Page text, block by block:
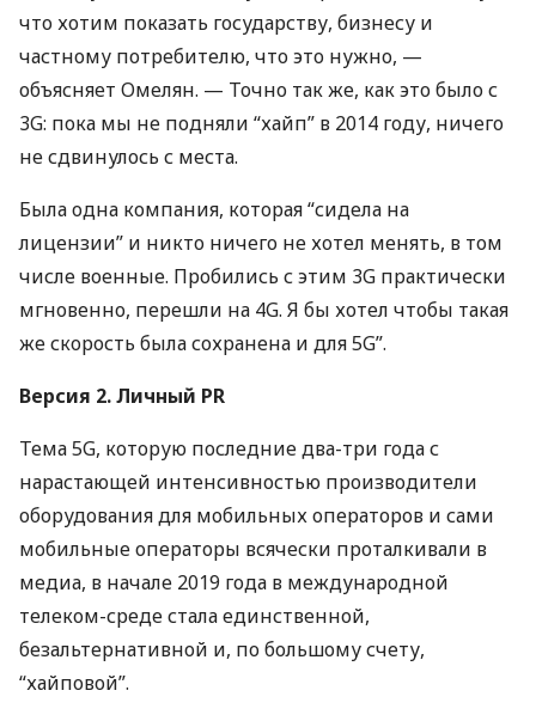
что хотим показать государству, бизнесу и
частному потребителю, что это нужно, —
объясняет Омелян. — Точно так же, как это было с
3G: пока мы не подняли “хайп” в 2014 году, ничего
не сдвинулось с места.
Была одна компания, которая “сидела на
лицензии” и никто ничего не хотел менять, в том
числе военные. Пробились с этим 3G практически
мгновенно, перешли на 4G. Я бы хотел чтобы такая
же скорость была сохранена и для 5G”.
Версия 2. Личный PR
Тема 5G, которую последние два-три года с
нарастающей интенсивностью производители
оборудования для мобильных операторов и сами
мобильные операторы всячески проталкивали в
медиа, в начале 2019 года в международной
телеком-среде стала единственной,
безальтернативной и, по большому счету,
“хайповой”.